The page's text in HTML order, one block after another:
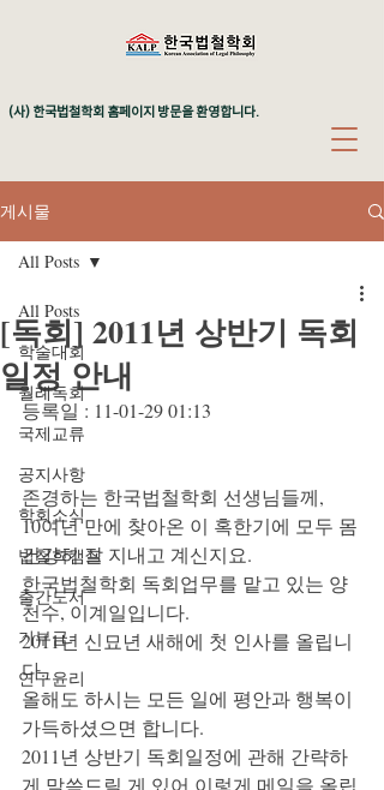
(사) 한국법철학회 홈페이지 방문을 환영합니다.
게시물
All Posts
학술대회
월례독회
국제교류
공지사항
학회소식
법철학캠프
출간도서
기부금
연구윤리
All Posts
[독회] 2011년 상반기 독회
일정 안내
등록일 : 11-01-29 01:13
존경하는 한국법철학회 선생님들께,
10여년 만에 찾아온 이 혹한기에 모두 몸
건강히 잘 지내고 계신지요.
한국법철학회 독회업무를 맡고 있는 양
천수, 이계일입니다.
2011년 신묘년 새해에 첫 인사를 올립니
다.
올해도 하시는 모든 일에 평안과 행복이
가득하셨으면 합니다.
2011년 상반기 독회일정에 관해 간략하
게 말씀드릴 게 있어 이렇게 메일을 올립